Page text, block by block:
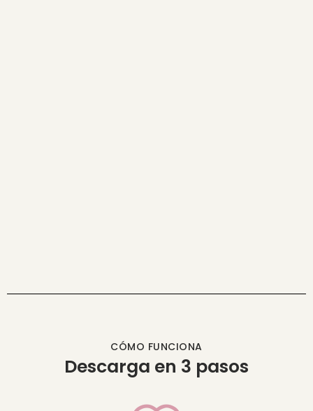
CÓMO FUNCIONA
Descarga en 3 pasos